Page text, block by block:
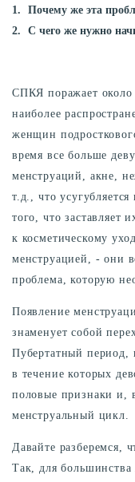
Почему же эта
С чего же нужно
СПКЯ поражает около
наиболее
женщин
время все больше
менструаций, акне,
т.д., что
того, что заставляет
к косметическому
менструацией, - они
проблема, которую
Появление
знаменует собой
Пубертатный период,
в течение которых
половые признаки и,
менструальный цикл.
Давайте разберемся,
Так, для